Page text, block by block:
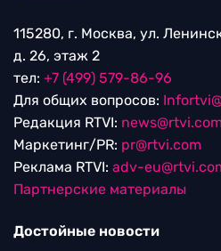
115280, г. Москва, ул.
д. 26, этаж 2
тел: +7 (499) 579-86-96
Для общих вопросов:
Редакция RTVI:
Маркетинг/PR: pr@rtvi.com
Реклама RTVI: adv-
Партнерские материалы
Достойные новости